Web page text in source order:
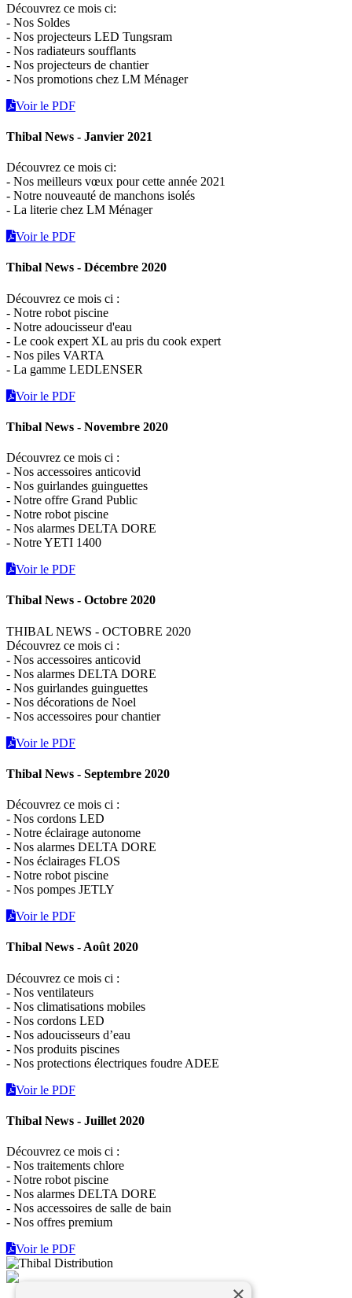
Découvrez ce mois ci:
- Nos Soldes
- Nos projecteurs LED Tungsram
- Nos radiateurs soufflants
- Nos projecteurs de chantier
- Nos promotions chez LM Ménager
Voir le PDF
Thibal News - Janvier 2021
Découvrez ce mois ci:
- Nos meilleurs vœux pour cette année 2021
- Notre nouveauté de manchons isolés
- La literie chez LM Ménager
Voir le PDF
Thibal News - Décembre 2020
Découvrez ce mois ci :
- Notre robot piscine
- Notre adoucisseur d'eau
- Le cook expert XL au pris du cook expert
- Nos piles VARTA
- La gamme LEDLENSER
Voir le PDF
Thibal News - Novembre 2020
Découvrez ce mois ci :
- Nos accessoires anticovid
- Nos guirlandes guinguettes
- Notre offre Grand Public
- Notre robot piscine
- Nos alarmes DELTA DORE
- Notre YETI 1400
Voir le PDF
Thibal News - Octobre 2020
THIBAL NEWS - OCTOBRE 2020
Découvrez ce mois ci :
- Nos accessoires anticovid
- Nos alarmes DELTA DORE
- Nos guirlandes guinguettes
- Nos décorations de Noel
- Nos accessoires pour chantier
Voir le PDF
Thibal News - Septembre 2020
Découvrez ce mois ci :
- Nos cordons LED
- Notre éclairage autonome
- Nos alarmes DELTA DORE
- Nos éclairages FLOS
- Notre robot piscine
- Nos pompes JETLY
Voir le PDF
Thibal News - Août 2020
Découvrez ce mois ci :
- Nos ventilateurs
- Nos climatisations mobiles
- Nos cordons LED
- Nos adoucisseurs d’eau
- Nos produits piscines
- Nos protections électriques foudre ADEE
Voir le PDF
Thibal News - Juillet 2020
Découvrez ce mois ci :
- Nos traitements chlore
- Notre robot piscine
- Nos alarmes DELTA DORE
- Nos accessoires de salle de bain
- Nos offres premium
Voir le PDF